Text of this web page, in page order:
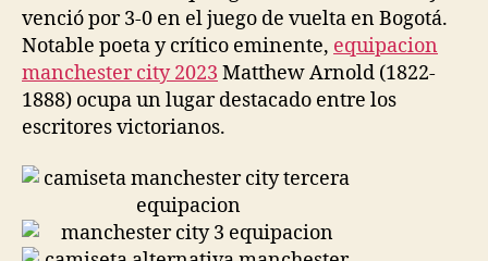
venció por 3-0 en el juego de vuelta en Bogotá.
Notable poeta y crítico eminente, equipacion
manchester city 2023 Matthew Arnold (1822-
1888) ocupa un lugar destacado entre los
escritores victorianos.